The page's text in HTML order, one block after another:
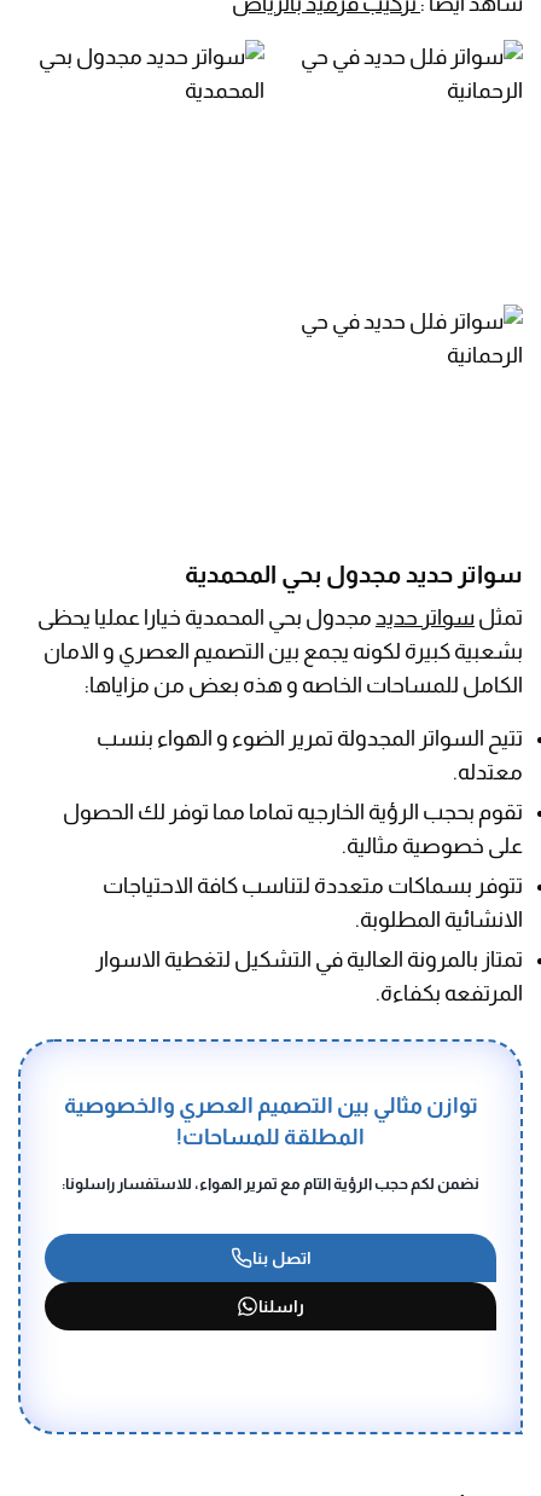
سواتر حديد مجدول بحي المحمدية
تمثل سواتر حديد مجدول بحي المحمدية خيارا عمليا يحظى
بشعبية كبيرة لكونه يجمع بين التصميم العصري و الامان
الكامل للمساحات الخاصه و هذه بعض من مزاياها:
تتيح السواتر المجدولة تمرير الضوء و الهواء بنسب
معتدله.
تقوم بحجب الرؤية الخارجيه تماما مما توفر لك الحصول
على خصوصية مثالية.
تتوفر بسماكات متعددة لتناسب كافة الاحتياجات
الانشائية المطلوبة.
تمتاز بالمرونة العالية في التشكيل لتغطية الاسوار
المرتفعه بكفاءة.
توازن مثالي بين التصميم العصري والخصوصية
المطلقة للمساحات!
نضمن لكم حجب الرؤية التام مع تمرير الهواء، للاستفسار راسلونا:
اتصل بنا
راسلنا